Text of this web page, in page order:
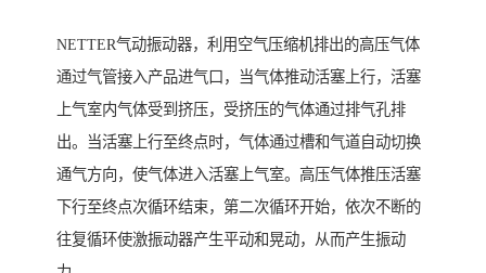
NETTER气动振动器，利用空气压缩机排出的高压气体
通过气管接入产品进气口，当气体推动活塞上行，活塞
上气室内气体受到挤压，受挤压的气体通过排气孔排
出。当活塞上行至终点时，气体通过槽和气道自动切换
通气方向，使气体进入活塞上气室。高压气体推压活塞
下行至终点次循环结束，第二次循环开始，依次不断的
往复循环使激振动器产生平动和晃动，从而产生振动